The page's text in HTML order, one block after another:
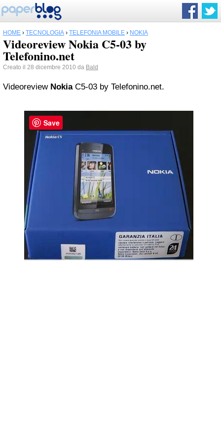
HOME › TECNOLOGIA › TELEFONIA MOBILE › NOKIA
Videoreview Nokia C5-03 by
Telefonino.net
Creato il 28 dicembre 2010 da Bald
Videoreview NokiaC5-03 by Telefonino.net.
Save